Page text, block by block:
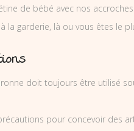
de bébé avec nos
la garderie, là ou vous êtes le
doit toujours être utilisé
pour concevoir des